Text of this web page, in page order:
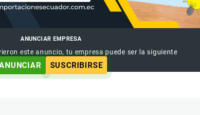
ANUNCIAR EMPRESA
este anuncio, tu empresa puede ser la siguiente
SUSCRIBIRSE